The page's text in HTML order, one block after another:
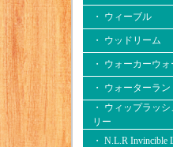
・ ウィーブル
・ ウッドリーム
・ ウォーカーウ
・ ウォーターラン
・ ウィップラッ
リー
・ N.L.R Invincible